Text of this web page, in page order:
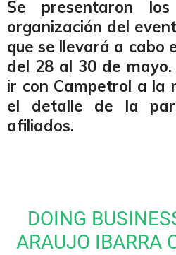
Se presentaron
organización del
que se llevará a cabo
del 28 al 30 de
ir con Campetrol a la
el detalle de la
afiliados.
DOING
ARAUJO IBARRA